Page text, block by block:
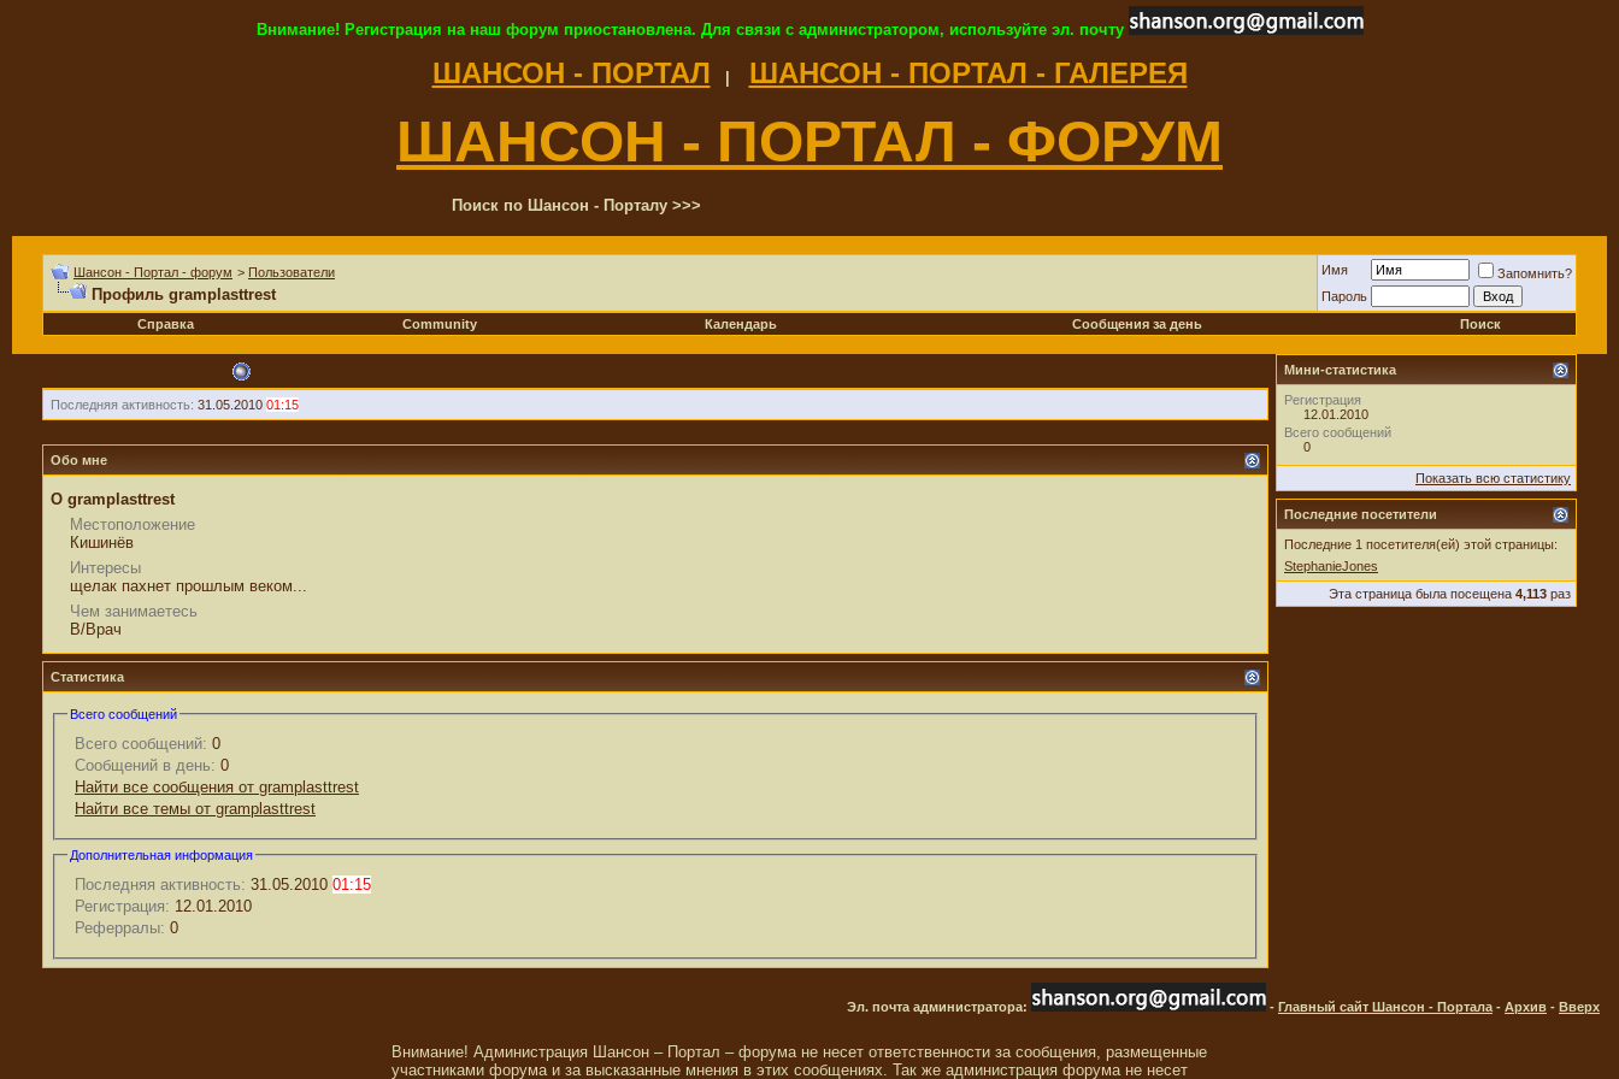
Внимание! Регистрация на наш форум приостановлена. Для связи с администратором, используйте эл. почту
ШАНСОН - ПОРТАЛ ШАНСОН - ПОРТАЛ - ГАЛЕРЕЯ
ШАНСОН - ПОРТАЛ - ФОРУМ
Поиск по Шансон - Порталу >>>
Шансон - Портал - форум > Пользователи
Профиль gramplasttrest
Имя
Запомнить?
Пароль
Справка
Community Календарь Сообщения за день Поиск
Последняя активность: 31.05.2010 01:15
Обо мне
О gramplasttrest
Местоположение
Кишинёв
Интересы
щелак пахнет прошлым веком...
Чем занимаетесь
В/Врач
Статистика
Всего сообщений
Всего сообщений: 0
Сообщений в день: 0
Найти все сообщения от gramplasttrest
Найти все темы от gramplasttrest
Дополнительная информация
Последняя активность: 31.05.2010 01:15
Регистрация: 12.01.2010
Реферралы: 0
Мини-статистика
Регистрация
12.01.2010
Всего сообщений
0
Показать всю статистику
Последние посетители
Последние 1 посетителя(ей) этой страницы:
StephanieJones
Эта страница была посещена 4,113 раз
Эл. почта администратора: - Главный сайт Шансон - Портала - Архив - Вверх
Внимание! Администрация Шансон – Портал – форума не несет ответственности за сообщения, размещенные
участниками форума и за высказанные мнения в этих сообщениях. Так же администрация форума не несет